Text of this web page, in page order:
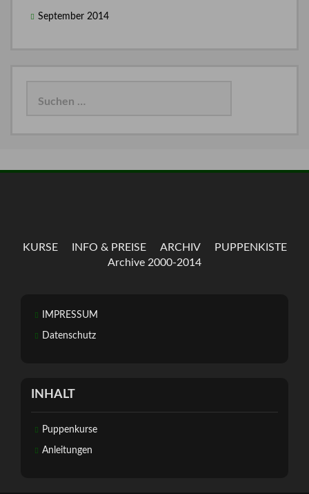
September 2014
KURSE INFO & PREISE ARCHIV
PUPPENKISTE
Archive 2000-2014
IMPRESSUM
Datenschutz
INHALT
Puppenkurse
Anleitungen